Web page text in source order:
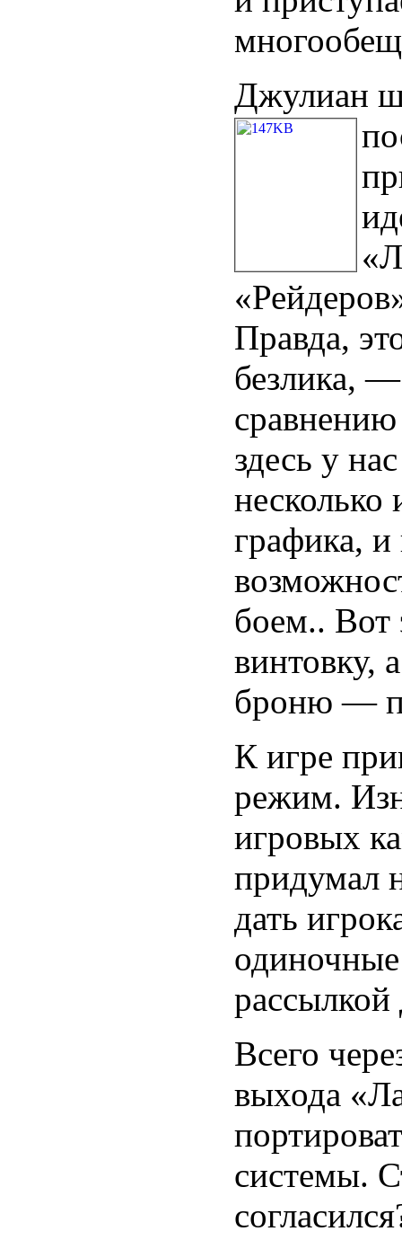
Джулиан
Правда,
безлика,
здесь у
несколько
графика, и
боем.. Вот
винтовку,
броню —
К игре
режим.
игровых
придумал
дать
рассылкой
Всего
выхода
системы.